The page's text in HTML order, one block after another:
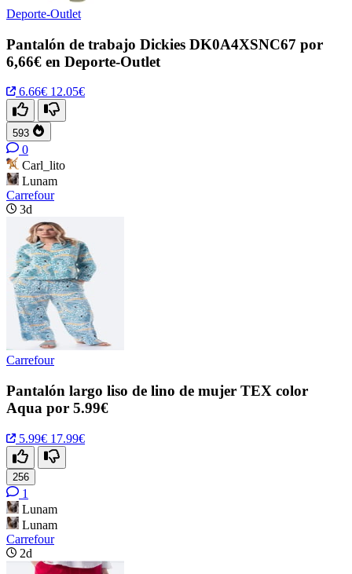
Deporte-Outlet
Pantalón de trabajo Dickies DK0A4XSNC67 por
6,66€ en Deporte-Outlet
6.66€ 12.05€
593
0
Carl_lito
Lunam
Carrefour
3d
Carrefour
Pantalón largo liso de lino de mujer TEX color
Aqua por 5.99€
5.99€ 17.99€
256
1
Lunam
Lunam
Carrefour
2d